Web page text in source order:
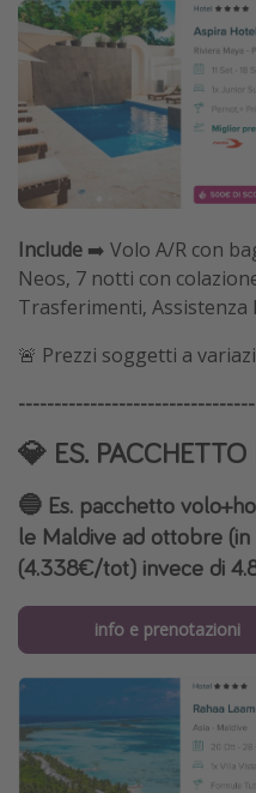
Include ➡️ Volo A/R con
Neos, 7 notti con
Trasferimenti, Assistenza
🚨 Prezzi soggetti a
💎 ES.
🔵 Es. pacchetto
le Maldive ad ottobre
(4.338€/tot) invece di
info e prenotazioni